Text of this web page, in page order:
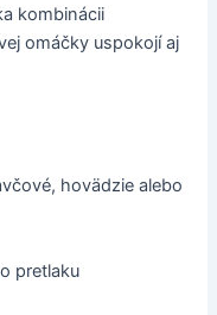
kombinácii
omáčky uspokojí aj
hovädzie alebo
pretlaku